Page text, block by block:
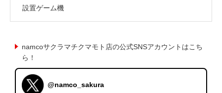
設置ゲーム機
namcoサクラマチクマモト店の公式SNSアカウントはこち
ら！
@namco_sakura